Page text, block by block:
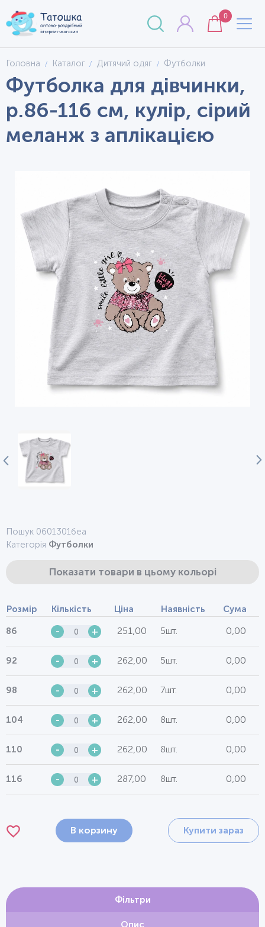
0
Головна Каталог Дитячий одяг Футболки
Футболка для дівчинки,
р.86-116 см, кулір, сірий
меланж з аплікацією
Пошук 0601301беа
Категорія Футболки
Показати товари в цьому кольорі
Розмір Кількість Ціна Наявність Сума
86 - + 251,00 5шт. 0,00
92 - + 262,00 5шт. 0,00
98 - + 262,00 7шт. 0,00
104 - + 262,00 8шт. 0,00
110 - + 262,00 8шт. 0,00
116 - + 287,00 8шт. 0,00
В корзину Купити зараз
Фільтри
Опис